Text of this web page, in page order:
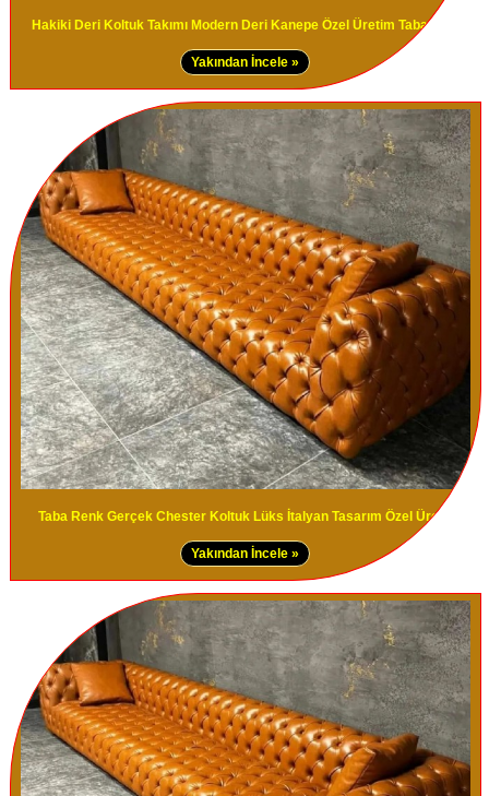
Hakiki Deri Koltuk Takımı Modern Deri Kanepe Özel Üretim Taba Renk
Yakından İncele »
Taba Renk Gerçek Chester Koltuk Lüks İtalyan Tasarım Özel Üretim
Yakından İncele »